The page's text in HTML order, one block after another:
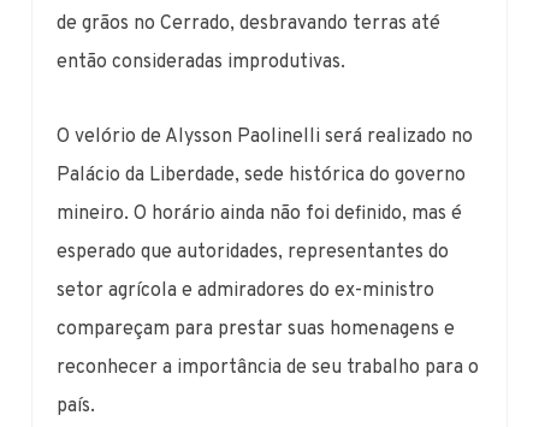
de grãos no Cerrado, desbravando terras até
então consideradas improdutivas.
O velório de Alysson Paolinelli será realizado no
Palácio da Liberdade, sede histórica do governo
mineiro. O horário ainda não foi definido, mas é
esperado que autoridades, representantes do
setor agrícola e admiradores do ex-ministro
compareçam para prestar suas homenagens e
reconhecer a importância de seu trabalho para o
país.